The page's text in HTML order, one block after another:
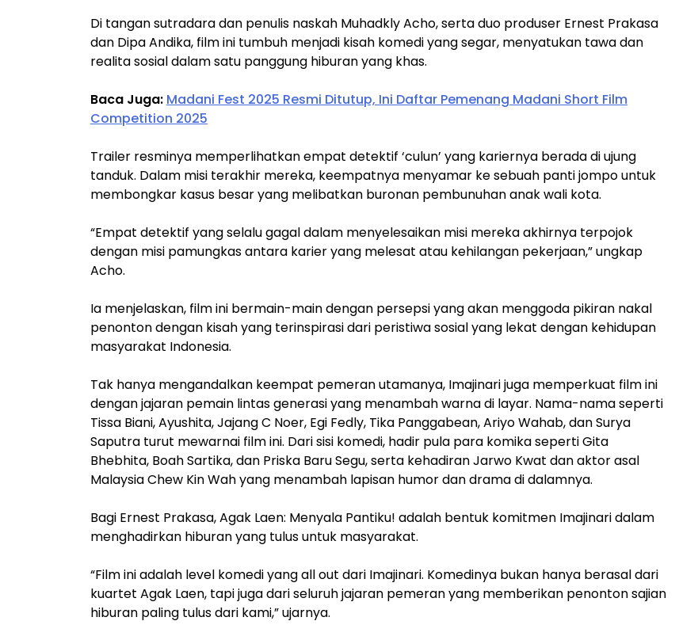
Di tangan sutradara dan penulis naskah Muhadkly Acho, serta duo produser Ernest Prakasa
dan Dipa Andika, film ini tumbuh menjadi kisah komedi yang segar, menyatukan tawa dan
realita sosial dalam satu panggung hiburan yang khas.
Baca Juga: Madani Fest 2025 Resmi Ditutup, Ini Daftar Pemenang Madani Short Film
Competition 2025
Trailer resminya memperlihatkan empat detektif ‘culun’ yang kariernya berada di ujung
tanduk. Dalam misi terakhir mereka, keempatnya menyamar ke sebuah panti jompo untuk
membongkar kasus besar yang melibatkan buronan pembunuhan anak wali kota.
“Empat detektif yang selalu gagal dalam menyelesaikan misi mereka akhirnya terpojok
dengan misi pamungkas antara karier yang melesat atau kehilangan pekerjaan,” ungkap
Acho.
Ia menjelaskan, film ini bermain-main dengan persepsi yang akan menggoda pikiran nakal
penonton dengan kisah yang terinspirasi dari peristiwa sosial yang lekat dengan kehidupan
masyarakat Indonesia.
Tak hanya mengandalkan keempat pemeran utamanya, Imajinari juga memperkuat film ini
dengan jajaran pemain lintas generasi yang menambah warna di layar. Nama-nama seperti
Tissa Biani, Ayushita, Jajang C Noer, Egi Fedly, Tika Panggabean, Ariyo Wahab, dan Surya
Saputra turut mewarnai film ini. Dari sisi komedi, hadir pula para komika seperti Gita
Bhebhita, Boah Sartika, dan Priska Baru Segu, serta kehadiran Jarwo Kwat dan aktor asal
Malaysia Chew Kin Wah yang menambah lapisan humor dan drama di dalamnya.
Bagi Ernest Prakasa, Agak Laen: Menyala Pantiku! adalah bentuk komitmen Imajinari dalam
menghadirkan hiburan yang tulus untuk masyarakat.
“Film ini adalah level komedi yang all out dari Imajinari. Komedinya bukan hanya berasal dari
kuartet Agak Laen, tapi juga dari seluruh jajaran pemeran yang memberikan penonton sajian
hiburan paling tulus dari kami,” ujarnya.